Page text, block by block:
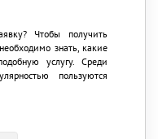
Чтобы получить
знать, какие
услугу. Среди
пользуются